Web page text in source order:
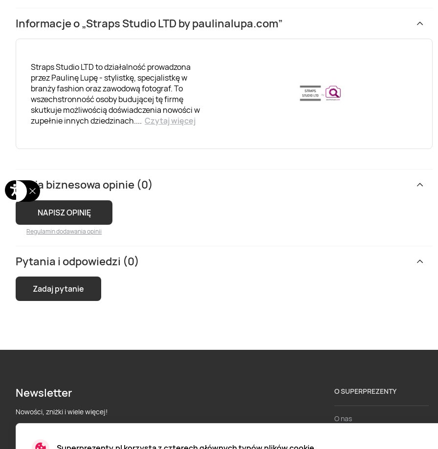
Informacje o „Straps Studio LTD by paulinalupa.com”
Straps Studio LTD to działalność prowadzona
przez Paulinę Lupę - stylistkę, specjalistkę w
branży fashion oraz zawodową fotograf. To
wszechstronność osoby budującej tę firmę
skutkuje możliwością doświadczenia nowości w
zupełnie innych dziedzinach.... Czytaj więcej
Sesja biznesowa opinie (0)
NAPISZ OPINIĘ
Regulamin dodawania opinii
Pytania i odpowiedzi (0)
Zadaj pytanie
Newsletter
Nowości, zniżki i wiele więcej!
O SUPERPREZENTY
O nas